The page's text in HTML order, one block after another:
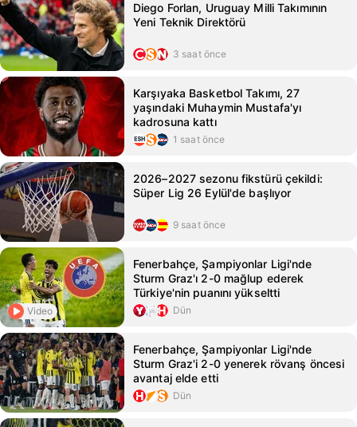
Diego Forlan, Uruguay Milli Takımının
Yeni Teknik Direktörü
3 saat önce
Karşıyaka Basketbol Takımı, 27
yaşındaki Muhaymin Mustafa'yı
kadrosuna kattı
1 saat önce
2026–2027 sezonu fikstürü çekildi:
Süper Lig 26 Eylül'de başlıyor
9 saat önce
Video
Fenerbahçe, Şampiyonlar Ligi'nde
Sturm Graz'ı 2-0 mağlup ederek
Türkiye'nin puanını yükseltti
Dün
Fenerbahçe, Şampiyonlar Ligi'nde
Sturm Graz'i 2-0 yenerek rövanş öncesi
avantaj elde etti
Dün